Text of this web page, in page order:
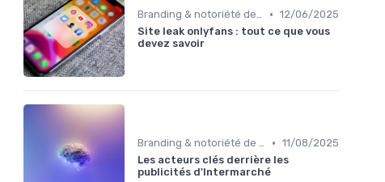
Branding & notoriété de marque • 12/06/2025
Site leak onlyfans : tout ce que vous
devez savoir
Branding & notoriété de marque • 11/08/2025
Les acteurs clés derrière les
publicités d'Intermarché